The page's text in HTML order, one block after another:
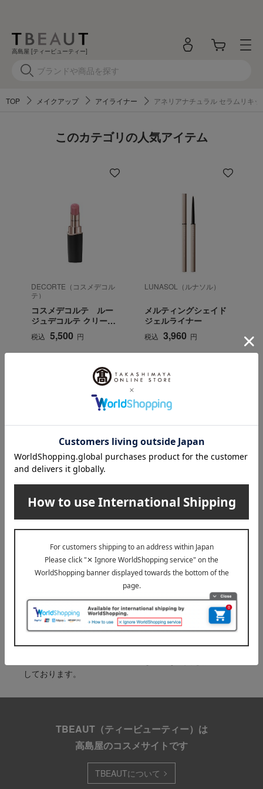
高島屋 [ティービューティー]
TOP メイクアップ アイライナー アネリアナチュラル セラムリキ
このカテゴリの人気アイテム
DECORTE（コスメデコル
テ）
コスメデコルテ ルー
ジュデコルテ クリーム
サテン
税込 5,500 円
LUNASOL（ルナソル）
メルティングシェイド
ジェルライナー
税込 3,960 円
INFORMATION
大切なお知らせ
2026年07月29日
2025年10月03日
※マイルーム、お気に入り登録のご利用には、高島屋オン
ライン会員へのご登録（無料）および「ログイン」が必要
しております。
TBEAUT（ティービューティー）は
高島屋のコスメサイトです
TBEAUTについて